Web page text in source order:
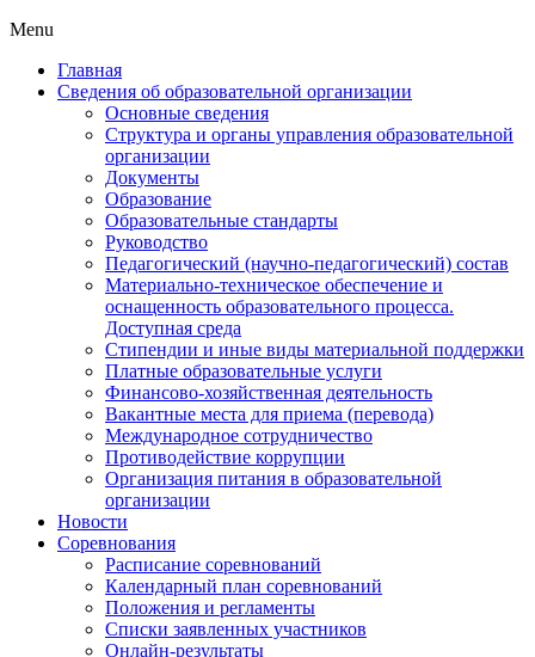
Menu
Главная
Сведения об образовательной организации
Основные сведения
Структура и органы управления образовательной
организации
Документы
Образование
Образовательные стандарты
Руководство
Педагогический (научно-педагогический) состав
Материально-техническое обеспечение и
оснащенность образовательного процесса.
Доступная среда
Стипендии и иные виды материальной поддержки
Платные образовательные услуги
Финансово-хозяйственная деятельность
Вакантные места для приема (перевода)
Международное сотрудничество
Противодействие коррупции
Организация питания в образовательной
организации
Новости
Соревнования
Расписание соревнований
Календарный план соревнований
Положения и регламенты
Списки заявленных участников
Онлайн-результаты